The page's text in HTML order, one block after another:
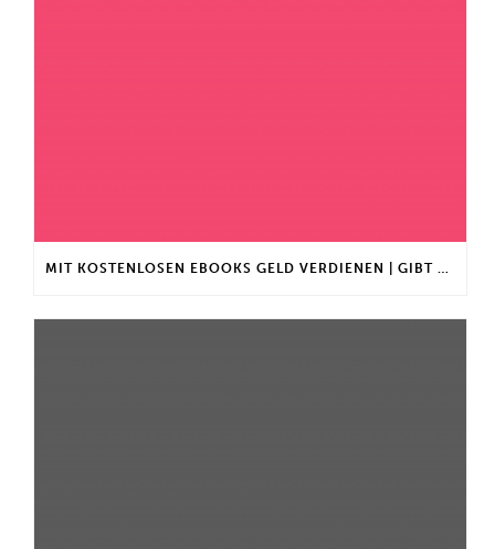
MIT KOSTENLOSEN EBOOKS GELD VERDIENEN | GIBT ES EINEN MAXIMALEN ANLAGEBETRAG?